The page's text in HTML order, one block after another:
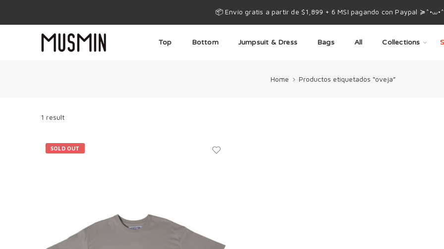
📦 Envío gratis a partir de $1,899 + 6 MSI pagando con Paypal
Top Bottom Jumpsuit & Dress Bags All Collections
Home Productos etiquetados “oveja”
1 result
SOLD OUT